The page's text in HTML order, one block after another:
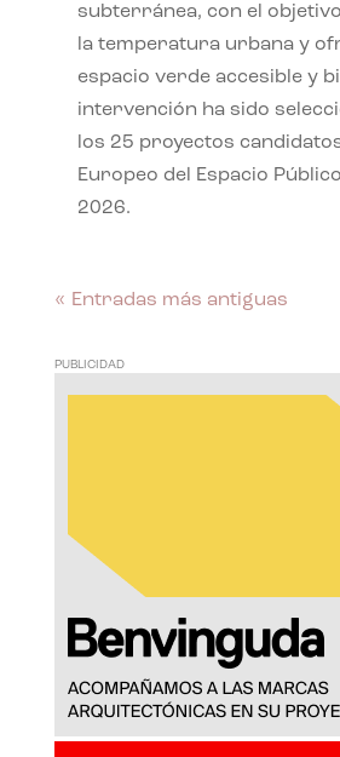
subterránea, con el
la temperatura urbana y
espacio verde accesible y
intervención ha sido
los 25 proyectos
Europeo del Espacio
2026.
« Entradas más antiguas
PUBLICIDAD